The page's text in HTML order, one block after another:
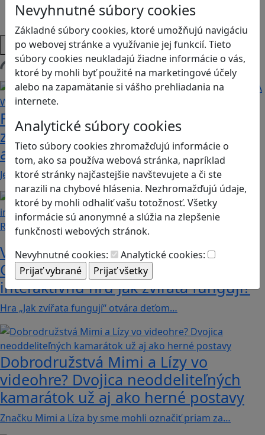
Nevyhnutné súbory cookies
Základné súbory cookies, ktoré umožňujú navigáciu
po webovej stránke a využívanie jej funkcií. Tieto
súbory cookies neukladajú žiadne informácie o vás,
ktoré by mohli byť použité na marketingové účely
alebo na zapamätanie si vášho prehliadania na
internete.
Analytické súbory cookies
Tieto súbory cookies zhromažďujú informácie o
tom, ako sa používa webová stránka, napríklad
ktoré stránky najčastejšie navštevujete a či ste
narazili na chybové hlásenia. Nezhromažďujú údaje,
ktoré by mohli odhaliť vašu totožnosť. Všetky
informácie sú anonymné a slúžia na zlepšenie
funkčnosti webových stránok.
Nevyhnutné cookies:
Analytické cookies:
Strategické myslenie
Zdravie a pohyb
Platformy
Načítam blogy
Fotografujte zvieratká, aby ste
zachránili ostrov v Alba: A Wildlife
adventure
Jednoduchá hra, vhodná pre kohokoľvek z rodiny,…
Recenzie
Vzdelávacie dobrodružstvo:
Objavujte svet zvierat cez
interaktívnu hru Jak zvířata fungují?
Hra „Jak zvířata fungují“ otvára deťom…
Dobrodružstvá Mimi a Lízy vo
videohre? Dvojica neoddeliteľných
kamarátok už aj ako herné postavy
Značku Mimi a Líza by sme mohli označiť priam za…